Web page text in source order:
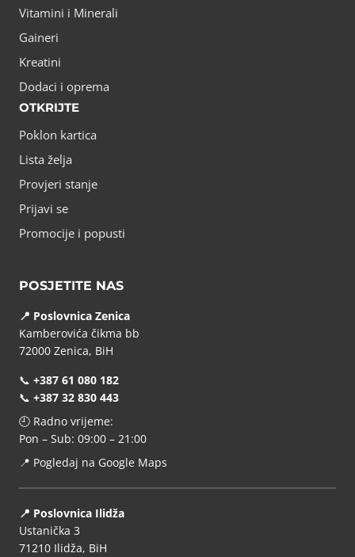
Vitamini i Minerali
Gaineri
Kreatini
Dodaci i oprema
OTKRIJTE
Poklon kartica
Lista želja
Provjeri stanje
Prijavi se
Promocije i popusti
POSJETITE NAS
📍 Poslovnica Zenica
Kamberovića čikma bb
72000 Zenica, BiH
📞 +387 61 080 182
📞 +387 32 830 443
🕘 Radno vrijeme:
Pon – Sub: 09:00 – 21:00
📍 Pogledaj na Google Maps
📍 Poslovnica Ilidža
Ustanička 3
71210 Ilidža, BiH